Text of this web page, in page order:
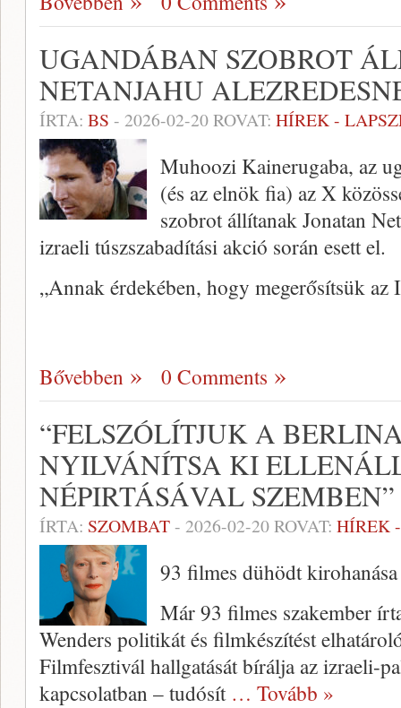
UGANDÁBAN SZOBROT
NETANJAHU
ÍRTA: BS - 2026-02-20ROVAT: HÍREK -
Muhoozi Kainerugaba, az
(és az elnök fia) az X
szobrot állítanak Jonatan
izraeli túszszabadítási akció során esett el.
„Annak érdekében, hogy megerősítsük
Bővebben 0 Comments
“FELSZÓLÍTJUK A
NYILVÁNÍTSA KI
NÉPIRTÁSÁVAL SZEMBEN”
ÍRTA: SZOMBAT- 2026-02-20ROVAT: HÍREK
93 filmes dühödt
Már 93 filmes szakember
Wenders politikát és filmkészítést
Filmfesztivál hallgatását bírálja az izraeli-
kapcsolatban – tudósít … Tovább »